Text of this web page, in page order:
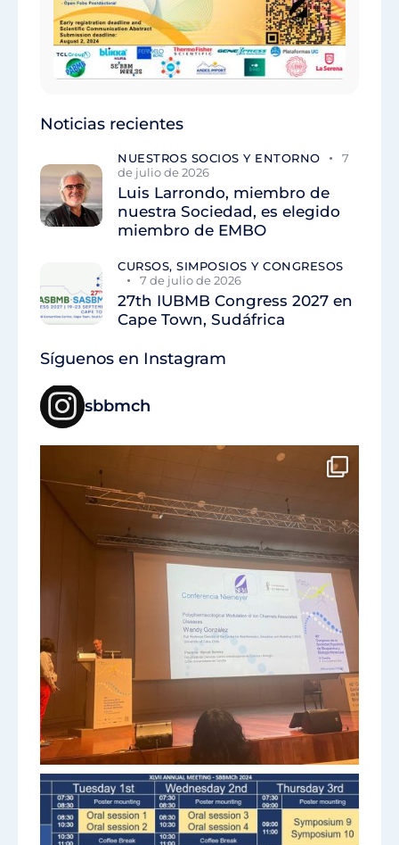
Noticias recientes
NUESTROS SOCIOS Y ENTORNO
7
de julio de 2026
Luis Larrondo, miembro de
nuestra Sociedad, es elegido
miembro de EMBO
CURSOS, SIMPOSIOS Y CONGRESOS
7 de julio de 2026
27th IUBMB Congress 2027 en
Cape Town, Sudáfrica
Síguenos en Instagram
sbbmch